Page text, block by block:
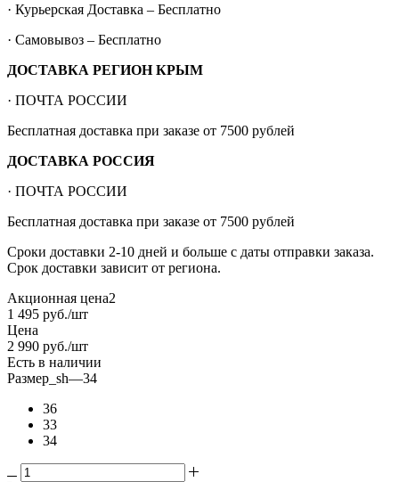
· Курьерская Доставка – Бесплатно
· Самовывоз – Бесплатно
ДОСТАВКА РЕГИОН КРЫМ
· ПОЧТА РОССИИ
Бесплатная доставка при заказе от 7500 рублей
ДОСТАВКА РОССИЯ
· ПОЧТА РОССИИ
Бесплатная доставка при заказе от 7500 рублей
Сроки доставки 2-10 дней и больше с даты отправки заказа.
Срок доставки зависит от региона.
Акционная цена2
1 495 руб./шт
Цена
2 990 руб./шт
Есть в наличии
Размер_sh—34
36
33
34